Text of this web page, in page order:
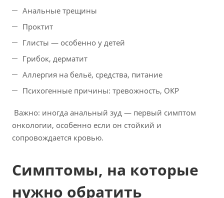
Анальные трещины
Проктит
Глисты — особенно у детей
Грибок, дерматит
Аллергия на бельё, средства, питание
Психогенные причины: тревожность, ОКР
Важно: иногда анальный зуд — первый симптом
онкологии, особенно если он стойкий и
сопровождается кровью.
Симптомы, на которые
нужно обратить